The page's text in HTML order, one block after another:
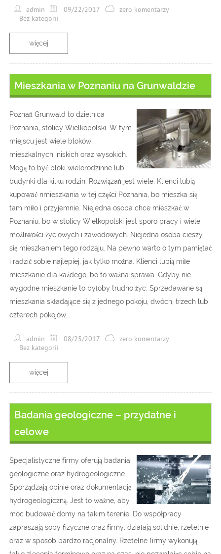
admin 09/22/2017
zero komentarzy
Bez kategorii
więcej
Mieszkania w Poznaniu na Grunwaldzie
Poznań Grunwald to dzielnica
Poznania, stolicy Wielkopolski. W tym
miejscu jest wiele bloków
mieszkalnych, niskich oraz wysokich.
Mogą to być bloki wielorodzinne lub
budynki dla kilku rodzin. Rozwiązań jest wiele. Klienci lubią
kupować nmieszkania w tej części Poznania, bo mieszka się
tam miło i przyjemnie. Niejedna osoba chce mieszkać w
Poznaniu, bo w stolicy Wielkopolski jest sporo pracy i wiele
możliwości życiowych i zawodowych. Niejedna osoba cieszy
się mieszkaniem tego rodzaju. Na pewno warto o tym pamiętać
i radzić sobie najlepiej, jak tylko można. Klienci lubią miłe
mieszkanie dla każdego, bo to ważna sprawa. Gdyby nie
wygodne mieszkanie to byłoby trudno życ. Sprzedawane są
mieszkania składające się z jednego pokoju, dwóch, trzech lub
czterech pokojów...
admin 08/25/2017
zero komentarzy
Bez kategorii
więcej
Badania geologiczne – przydatne i
celowe
Specjalistyczne firmy oferują badania
geologiczne oraz hydrogeologiczne.
Sporządzają opinie oraz dokumentację
hydrogeologiczną. Jest to ważne, aby
móc budować domy na takim terenie. Do współpracy
zapraszają soby fizyczne oraz firmy, działają solidnie, rzetelnie
oraz w sposób bardzo racjonalny. Rzetelne firmy wykonują